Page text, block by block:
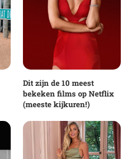
Dit zijn de 10 meest
bekeken films op Netflix
(meeste kijkuren!)